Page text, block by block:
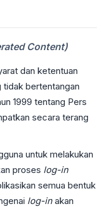
Content)
dan ketentuan
tidak bertentangan
1999 tentang Pers
secara terang
untuk melakukan
proses log-in
semua bentuk
log-inakan